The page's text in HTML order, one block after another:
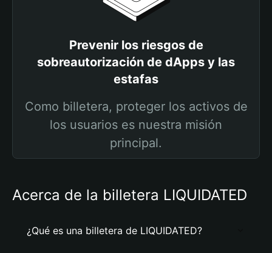
Prevenir los riesgos de
sobreautorización de dApps y las
estafas
Como billetera, proteger los activos de
los usuarios es nuestra misión
principal.
Acerca de la billetera LIQUIDATED
¿Qué es una billetera de LIQUIDATED?